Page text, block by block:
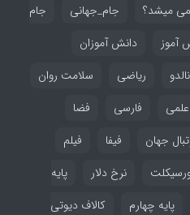
میشد؟
جام_جهانی
جام
آموز
دانش آموزان
ریاضی
سلامت روان
علمی فارسی
فضا
جهان فیفا
فیلم
نرخ دلار
پایه
پایه چهارم
کالاف دیوتی